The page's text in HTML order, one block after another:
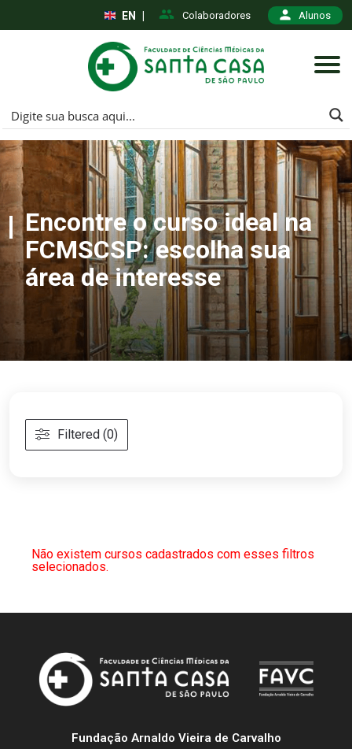
Colaboradores Alunos
EN
Encontre o curso ideal na
FCMSCSP: escolha sua
área de interesse
Filtered (0)
Não existem cursos cadastrados com esses filtros
selecionados.
Fundação Arnaldo Vieira de Carvalho